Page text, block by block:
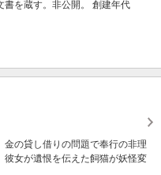
書を蔵す。非公開。 創建年代
の貸し借りの問題で奉行の非理
女が遺恨を伝えた飼猫が妖怪変